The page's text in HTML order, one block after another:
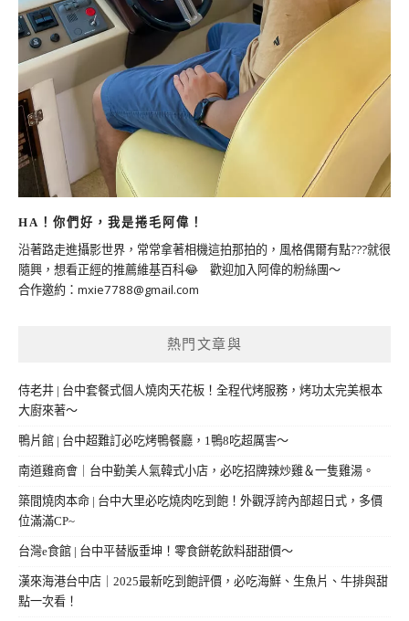
HA！你們好，我是捲毛阿偉！
沿著路走進攝影世界，常常拿著相機這拍那拍的，風格偶爾有點???就很
隨興，想看正經的推薦維基百科😂 歡迎加入阿偉的粉絲團～
合作邀約： mxie7788@gmail.com
熱門文章與
侍老井 | 台中套餐式個人燒肉天花板！全程代烤服務，烤功太完美根本
大廚來著～
鴨片館 | 台中超難訂必吃烤鴨餐廳，1鴨8吃超厲害～
南道雞商會｜台中勤美人氣韓式小店，必吃招牌辣炒雞＆一隻雞湯。
築間燒肉本命 | 台中大里必吃燒肉吃到飽！外觀浮誇內部超日式，多價
位滿滿CP~
台灣e食館 | 台中平替版垂坤！零食餅乾飲料甜甜價～
漢來海港台中店｜2025最新吃到飽評價，必吃海鮮、生魚片、牛排與甜
點一次看！